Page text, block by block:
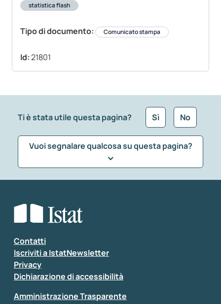
statistica flash
Tipo di documento: Comunicato stampa
Id:21801
Ti è stata utile questa pagina? Sì No
Vuoi segnalare qualcosa su questa pagina?
Seleziona la tipologia della segnalazione
Inserisci il tuo commento
Contatti
Iscriviti a IstatNewsletter
Privacy
Dichiarazione di accessibilità
Amministrazione Trasparente